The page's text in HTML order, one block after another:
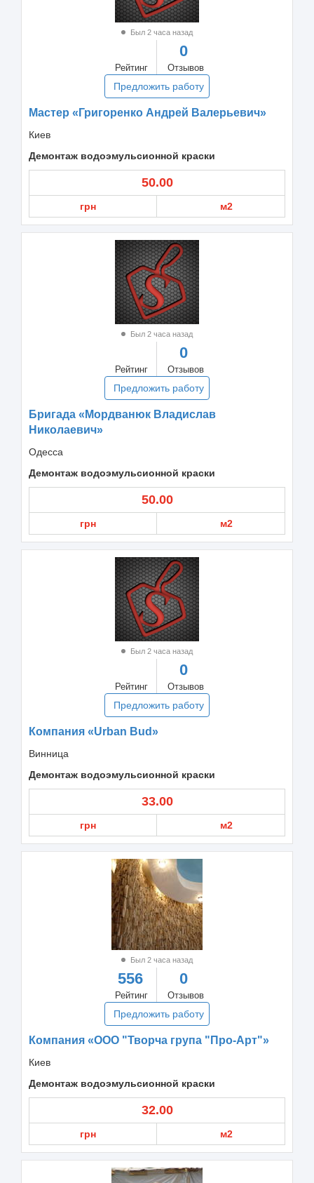
Был 2 часа назад
Рейтинг
0
Отзывов
Предложить работу
Мастер «Григоренко Андрей Валерьевич»
Киев
Демонтаж водоэмульсионной краски
50.00
грн м2
Был 2 часа назад
Рейтинг
0
Отзывов
Предложить работу
Бригада «Мордванюк Владислав
Николаевич»
Одесса
Демонтаж водоэмульсионной краски
50.00
грн м2
Был 2 часа назад
Рейтинг
0
Отзывов
Предложить работу
Компания «Urban Bud»
Винница
Демонтаж водоэмульсионной краски
33.00
грн м2
Был 2 часа назад
556
Рейтинг
0
Отзывов
Предложить работу
Компания «ООО "Творча група "Про-Арт"»
Киев
Демонтаж водоэмульсионной краски
32.00
грн м2